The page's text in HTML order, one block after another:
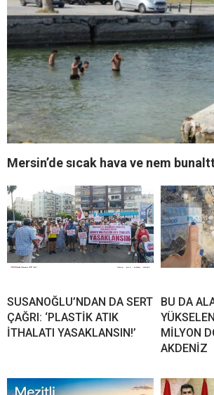
Mersin’de sıcak hava ve nem
SUSANOĞLU’NDAN DA SERT
ÇAĞRI: ‘PLASTİK ATIK
İTHALATI YASAKLANSIN!’
BU DA
MİLYON
AKDENİZ